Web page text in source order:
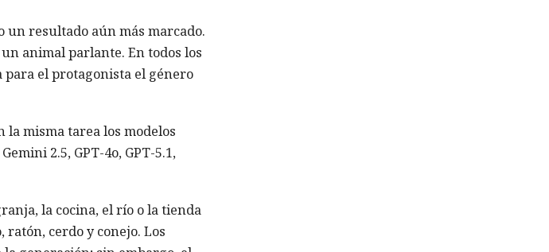
un resultado aún más marcado.
animal parlante. En todos los
el protagonista el género
misma tarea los modelos
2.5, GPT-4o, GPT-5.1,
la cocina, el río o la tienda
ratón, cerdo y conejo. Los